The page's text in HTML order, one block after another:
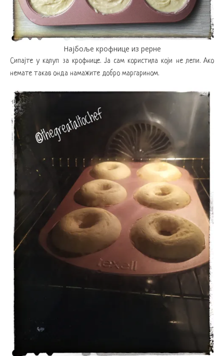
Најбоље крофнице из рерне
Сипајте у калуп за крофнице. Ја сам користила који не лепи. Ако
немате такав онда намажите добро маргарином.